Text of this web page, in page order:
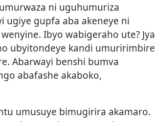
ni uguhumuriza
ugiye gupfa aba akeneye ni
Ibyo wabigeraho ute? Jya
ubyitondeye kandi umuririmbire
Abarwayi benshi bumva
abafashe akaboko,
umusuye bimugirira akamaro.